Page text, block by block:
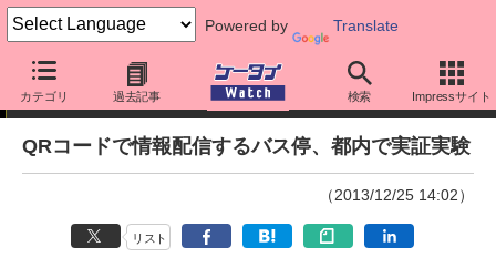
Powered by Translate
カテゴリ 過去記事 検索 Impressサイト
ニュース
QRコードで情報配信するバス停、都内で実証実験
（2013/12/25 14:02）
リスト